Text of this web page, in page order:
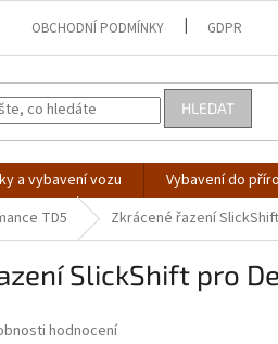
OBCHODNÍ PODMÍNKY GDPR
HLEDAT
a vybavení vozu Vybavení do
TD5 Zkrácené řazení
SlickShift pro
hodnocení